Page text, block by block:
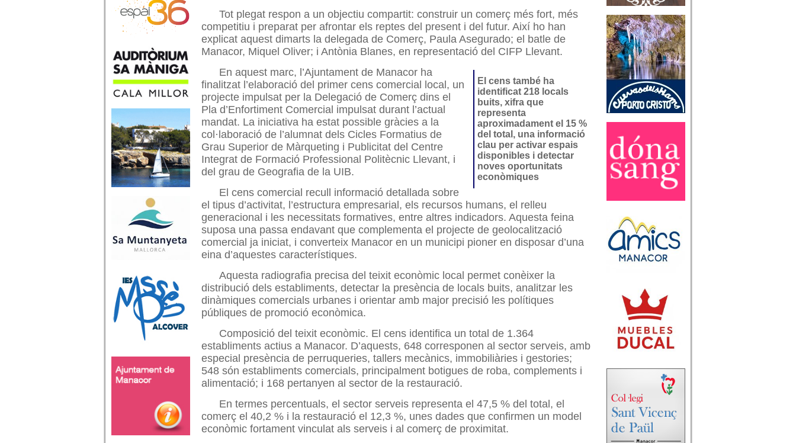
Tot plegat respon a un objectiu compartit: construir un comerç més fort, més
competitiu i preparat per afrontar els reptes del present i del futur. Així ho han
explicat aquest dimarts la delegada de Comerç, Paula Asegurado; el batle de
Manacor, Miquel Oliver; i Antònia Blanes, en representació del CIFP Llevant.
El cens també ha
identificat 218 locals
buits, xifra que
representa
aproximadament el 15 %
del total, una informació
clau per activar espais
disponibles i detectar
noves oportunitats
econòmiques
En aquest marc, l’Ajuntament de Manacor ha
finalitzat l’elaboració del primer cens comercial local, un
projecte impulsat per la Delegació de Comerç dins el
Pla d’Enfortiment Comercial impulsat durant l’actual
mandat. La iniciativa ha estat possible gràcies a la
col·laboració de l’alumnat dels Cicles Formatius de
Grau Superior de Màrqueting i Publicitat del Centre
Integrat de Formació Professional Politècnic Llevant, i
del grau de Geografia de la UIB.
El cens comercial recull informació detallada sobre
el tipus d’activitat, l’estructura empresarial, els recursos humans, el relleu
generacional i les necessitats formatives, entre altres indicadors. Aquesta feina
suposa una passa endavant que complementa el projecte de geolocalització
comercial ja iniciat, i converteix Manacor en un municipi pioner en disposar d’una
eina d’aquestes característiques.
Aquesta radiografia precisa del teixit econòmic local permet conèixer la
distribució dels establiments, detectar la presència de locals buits, analitzar les
dinàmiques comercials urbanes i orientar amb major precisió les polítiques
públiques de promoció econòmica.
Composició del teixit econòmic. El cens identifica un total de 1.364
establiments actius a Manacor. D’aquests, 648 corresponen al sector serveis, amb
especial presència de perruqueries, tallers mecànics, immobiliàries i gestories;
548 són establiments comercials, principalment botigues de roba, complements i
alimentació; i 168 pertanyen al sector de la restauració.
En termes percentuals, el sector serveis representa el 47,5 % del total, el
comerç el 40,2 % i la restauració el 12,3 %, unes dades que confirmen un model
econòmic fortament vinculat als serveis i al comerç de proximitat.